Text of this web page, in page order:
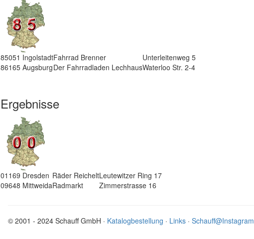
85051 IngolstadtFahrrad Brenner
Unterleitenweg 5
86165 AugsburgDer Fahrradladen LechhausWaterloo Str. 2-4
Ergebnisse
01169 Dresden Räder ReicheltLeutewitzer Ring 17
09648 MittweidaRadmarkt Zimmerstrasse 16
© 2001 - 2024 Schauff GmbH · Katalogbestellung · Links· Schauff@Instagram